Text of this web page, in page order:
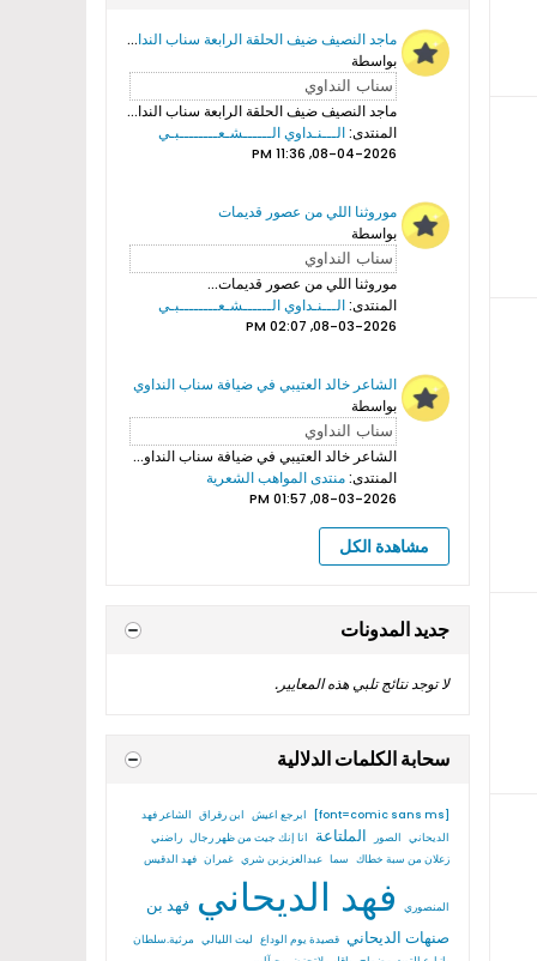
ماجد النصيف ضيف الحلقة الرابعة سناب النداوي
بواسطة
ماجد النصيف ضيف الحلقة الرابعة سناب النداوي...
المنتدى:الـــنـداوي الــــــشـعــــــــبـي
08-04-2026, 11:36 PM
موروثنا اللي من عصور قديمات
بواسطة
موروثنا اللي من عصور قديمات...
المنتدى:الـــنـداوي الــــــشـعــــــــبـي
08-03-2026, 02:07 PM
الشاعر خالد العتيبي في ضيافة سناب النداوي
بواسطة
الشاعر خالد العتيبي في ضيافة سناب النداوي بروموهات فيديوهات...
المنتدى:منتدى المواهب الشعرية
08-03-2026, 01:57 PM
مشاهدة الكل
جديد المدونات
لا توجد نتائج تلبي هذه المعايير.
سحابة الكلمات الدلالية
[font=comic sans ms] ابرجع اعيش ابن رقراق الشاعر فهد
الديحاني الصور الملتاعة انا إنك جيت من ظهر رجال راضني
زعلان من سبة خطاك سما عبدالعزيزبن شري غمران فهد الدقيس
المنصوري فهد الديحاني فهد بن
صنهات الديحاني قصيدة يوم الوداع ليت الليالي مرثية.سلطان